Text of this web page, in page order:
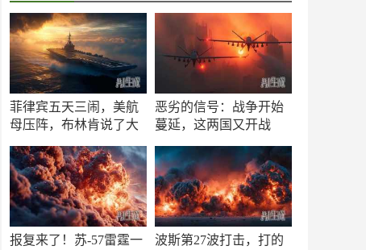
菲律宾五天三闹，美航
母压阵，布林肯说了大
恶劣的信号：战争开始
蔓延，这两国又开战
报复来了！苏-57雷霆一
波斯第27波打击，打的